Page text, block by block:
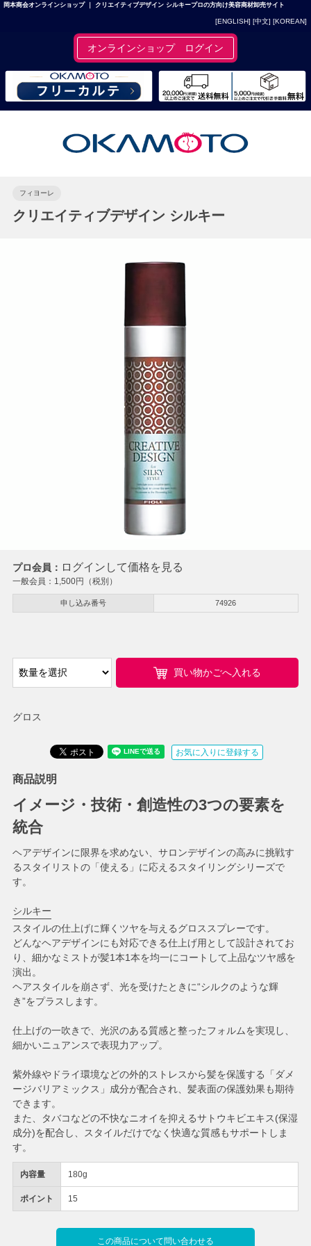
岡本商会オンラインショップ ｜ クリエイティブデザイン シルキープロの方向け美容商材卸売サイト
[ENGLISH] [中文] [KOREAN]
オンラインショップ ログイン
フィヨーレ
クリエイティブデザイン シルキー
プロ会員： ログインして価格を見る
一般会員： 1,500円（税別）
申し込み番号 74926
グロス
内容量 180g
ポイント 15
買い物かごへ入れる
お気に入りに登録する
この商品について問い合わせる
商品説明
イメージ・技術・創造性の3つの要素を
統合
ヘアデザインに限界を求めない、サロンデザインの高みに挑戦す
るスタイリストの「使える」に応えるスタイリングシリーズで
す。
シルキー
スタイルの仕上げに輝くツヤを与えるグロススプレーです。
どんなヘアデザインにも対応できる仕上げ用として設計されてお
り、細かなミストが髪1本1本を均一にコートして上品なツヤ感を
演出。
ヘアスタイルを崩さず、光を受けたときに“シルクのような輝
き”をプラスします。
仕上げの一吹きで、光沢のある質感と整ったフォルムを実現し、
細かいニュアンスで表現力アップ。
紫外線やドライ環境などの外的ストレスから髪を保護する「ダメ
ージバリアミックス」成分が配合され、髪表面の保護効果も期待
できます。
また、タバコなどの不快なニオイを抑えるサトウキビエキス(保湿
成分)を配合し、スタイルだけでなく快適な質感もサポートしま
す。